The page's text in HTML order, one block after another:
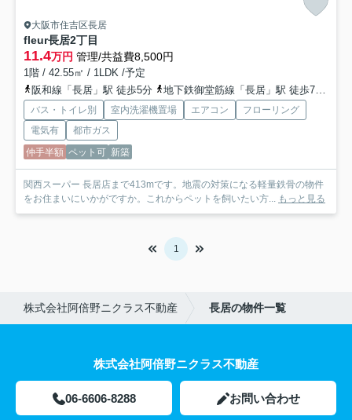
大阪市住吉区長居
fleur長居2丁目
11.4万円 管理/共益費8,500円
1階 / 42.55㎡ / 1LDK /予定
阪和線「長居」駅 徒歩5分
地下鉄御堂筋線「長居」駅 徒歩7分
バス・トイレ別 室内洗濯機置場 エアコン
フローリング
電気有
都市ガス
仲手半額 ペット可 新築
関西スーパー 長居店まで413mです。地震の対策になる軽量鉄骨の物件
をお住まいにいかがですか。これからペットを飼いたい方... もっと見る
1
株式会社阿倍野ニクラス不動産 長居の物件一覧
株式会社阿倍野ニクラス不動産
06-6606-8288 お問い合わせ